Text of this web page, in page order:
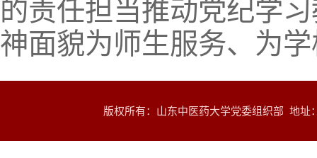
的责任担当推动党纪学
神面貌为师生服务、为
版权所有：山东中医药大学党委组织部 地址